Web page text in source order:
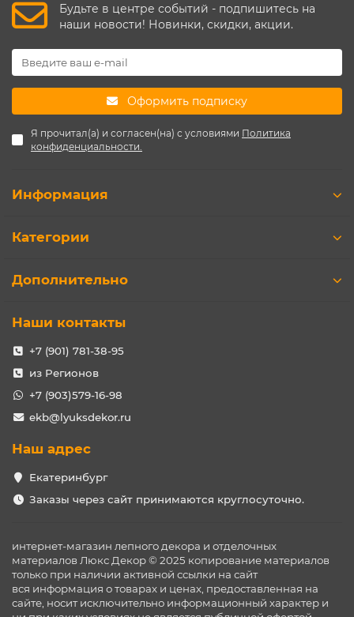
Будьте в центре событий - подпишитесь на
наши новости! Новинки, скидки, акции.
Оформить подписку
Я прочитал(а) и согласен(на) с условиями Политика
конфиденциальности.
Информация
Категории
Дополнительно
Наши контакты
+7 (901) 781-38-95
из Регионов
+7 (903)579-16-98
ekb@lyuksdekor.ru
Наш адрес
Екатеринбург
Заказы через сайт принимаются круглосуточно.
интернет-магазин лепного декора и отделочных
материалов Люкс Декор © 2025 копирование материалов
только при наличии активной ссылки на сайт
вся информация о товарах и ценах, предоставленная на
сайте, носит исключительно информационный характер и